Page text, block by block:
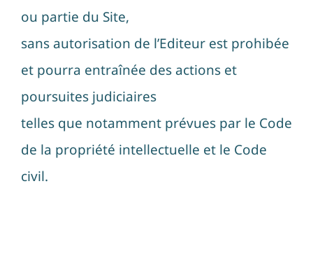
ou partie du Site,
sans autorisation de l’Editeur est prohibée
et pourra entraînée des actions et
poursuites judiciaires
telles que notamment prévues par le Code
de la propriété intellectuelle et le Code
civil.